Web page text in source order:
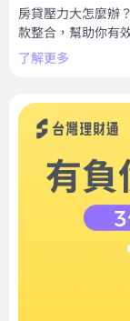
房貸壓力大怎麼辦
款整合，幫助你有
了解更多